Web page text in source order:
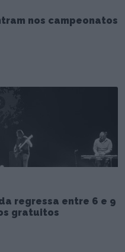
nos campeonatos
regressa entre 6 e 9
gratuitos